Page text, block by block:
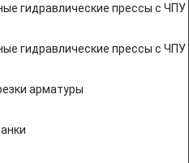
гидравлические прессы с ЧПУ
гидравлические прессы с
арматуры